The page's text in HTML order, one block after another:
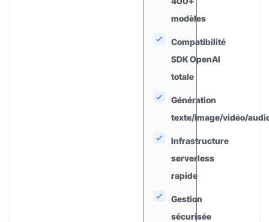
modèles
Compatibilité
SDK OpenAI
totale
Génération
texte/image/vidéo/
Infrastructure
serverless
rapide
Gestion
sécurisée